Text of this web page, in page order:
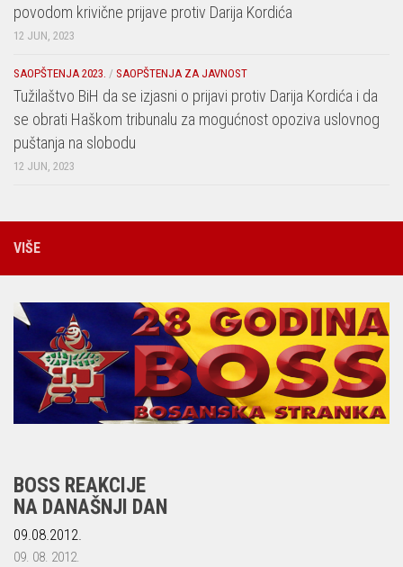
povodom krivične prijave protiv Darija Kordića
12 JUN, 2023
SAOPŠTENJA 2023. / SAOPŠTENJA ZA JAVNOST
Tužilaštvo BiH da se izjasni o prijavi protiv Darija Kordića i da
se obrati Haškom tribunalu za mogućnost opoziva uslovnog
puštanja na slobodu
12 JUN, 2023
VIŠE
BOSS REAKCIJE
NA DANAŠNJI DAN
09.08.2012.
09. 08. 2012.